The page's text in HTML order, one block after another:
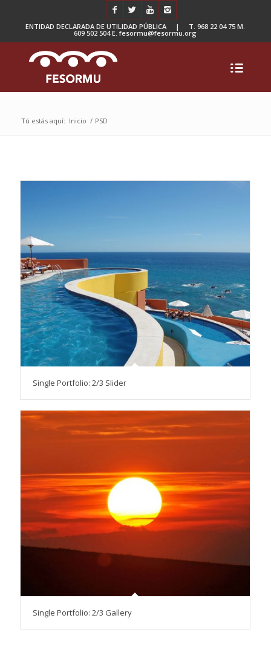
ENTIDAD DECLARADA DE UTILIDAD PÚBLICA | T. 968 22 04 75 M.
609 502 504 E. fesormu@fesormu.org
Tú estás aquí: Inicio / PSD
Single Portfolio: 2/3 Slider
Single Portfolio: 2/3 Gallery